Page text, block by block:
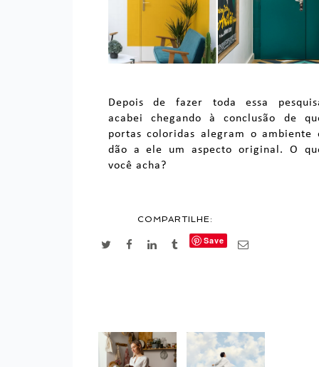
Depois de fazer toda essa
acabei chegando à conclusão de
portas coloridas alegram o ambiente
dão a ele um aspecto original. O
você acha?
COMPARTILHE:
Save